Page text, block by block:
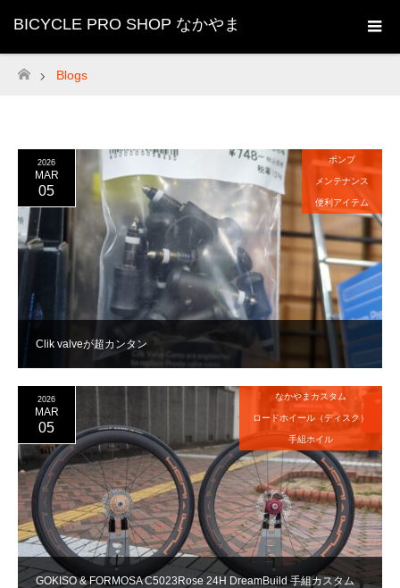
BICYCLE PRO SHOP なかやま
ホーム
Blogs
Clik valveが超カンタン
2026
MAR
05
ポンプ
メンテナンス
便利アイテム
GOKISO & FORMOSA C5023Rose 24H DreamBuild 手組カスタム
2026
MAR
05
なかやまカスタム
ロードホイール（ディスク）
手組ホイル